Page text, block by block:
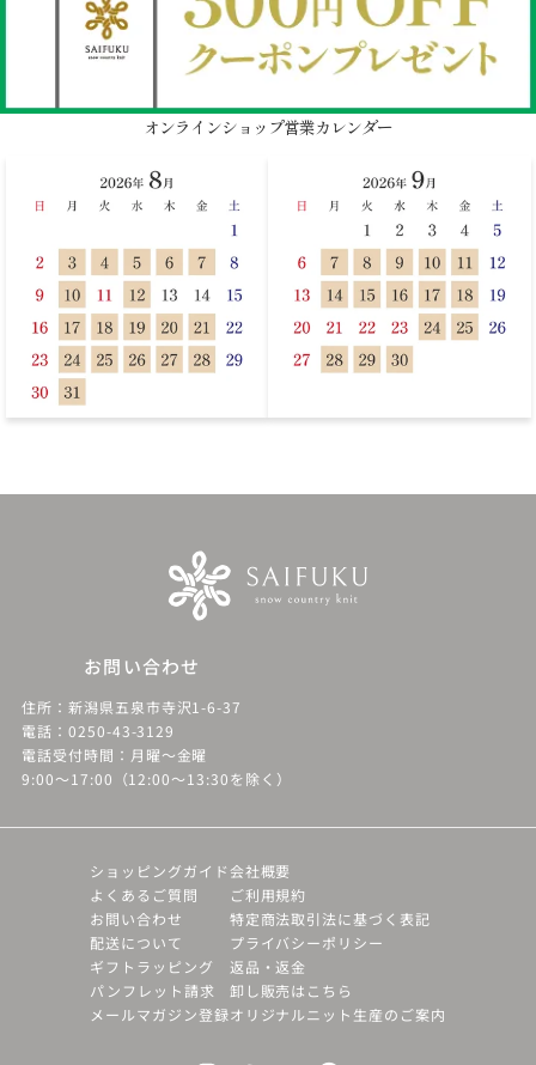
オンラインショップ営業カレンダー
お問い合わせ
住所：新潟県五泉市寺沢1-6-37
電話：0250-43-3129
電話受付時間：月曜～金曜
9:00～17:00（12:00～13:30を除く）
ショッピングガイド
よくあるご質問
お問い合わせ
配送について
ギフトラッピング
パンフレット請求
メールマガジン登録
会社概要
ご利用規約
特定商法取引法に基づく表記
プライバシーポリシー
返品・返金
卸し販売はこちら
オリジナルニット生産のご案内